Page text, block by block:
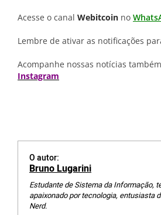
Acesse o canal Webitcoin no
Lembre de ativar as notificações
Acompanhe nossas notícias
Instagram
O autor:
Bruno Lugarini
Estudante de Sistema da Informação,
apaixonado por tecnologia, entusiasta
Nerd.